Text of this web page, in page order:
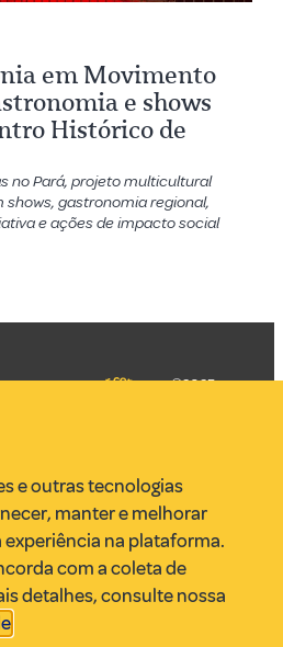
em Movimento
e shows
Histórico de
no Pará, projeto multicultural
gastronomia regional,
e ações de impacto social
©2025
e outras tecnologias
manter e melhorar
experiência na plataforma.
com a coleta de
detalhes, consulte nossa
.